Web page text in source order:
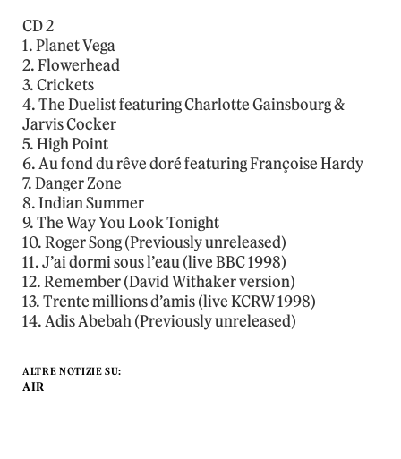
CD 2
1. Planet Vega
2. Flowerhead
3. Crickets
4. The Duelist featuring Charlotte Gainsbourg &
Jarvis Cocker
5. High Point
6. Au fond du rêve doré featuring Françoise Hardy
7. Danger Zone
8. Indian Summer
9. The Way You Look Tonight
10. Roger Song (Previously unreleased)
11. J’ai dormi sous l’eau (live BBC 1998)
12. Remember (David Withaker version)
13. Trente millions d’amis (live KCRW 1998)
14. Adis Abebah (Previously unreleased)
ALTRE NOTIZIE SU:
AIR